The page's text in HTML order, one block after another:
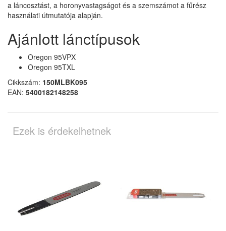
a láncosztást, a horonyvastagságot és a szemszámot a fűrész
használati útmutatója alapján.
Ajánlott lánctípusok
Oregon 95VPX
Oregon 95TXL
Cikkszám: 150MLBK095
EAN: 5400182148258
Ezek is érdekelhetnek